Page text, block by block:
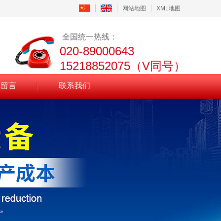
网站地图 XML地图
全国统一热线：
020-89000643
15218852075（V同号）
言 联系我们